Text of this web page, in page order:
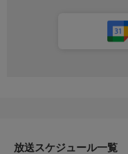
放送スケジュール一覧